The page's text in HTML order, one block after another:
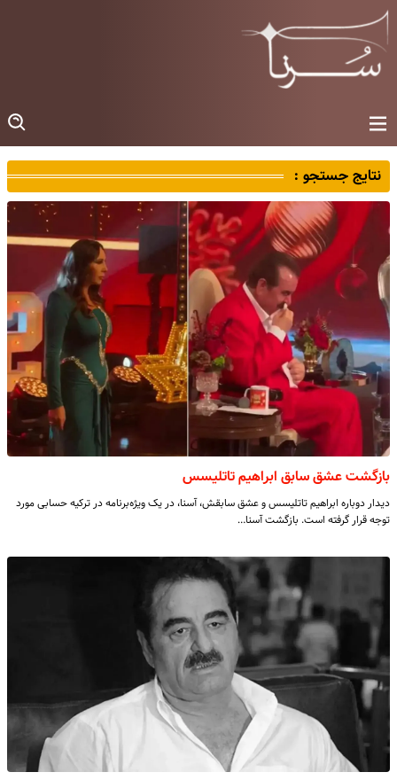
نتایج جستجو :
بازگشت عشق سابق ابراهیم تاتلیسس
دیدار دوباره ابراهیم تاتلیسس و عشق سابقش، آسنا، در یک ویژه‌برنامه در ترکیه حسابی مورد
توجه قرار گرفته است. بازگشت آسنا…